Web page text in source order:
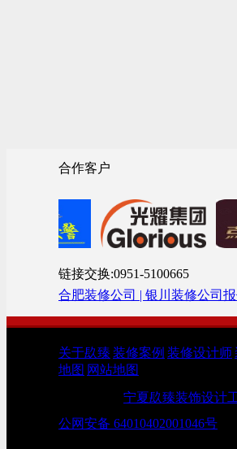
合作客户
链接交换:0951-5100665
合肥装修公司 | 银川装修公司报
关于镹臻 装修案例 装修设计师
地图 网站地图
宁夏镹臻装饰设计
公网安备 64010402001046号